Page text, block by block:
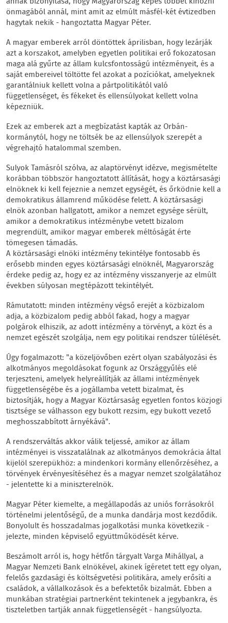
önmagából annál, mint amit az elmúlt másfél-két évtizedben
hagytak nekik - hangoztatta Magyar Péter.
A magyar emberek arról döntöttek áprilisban, hogy lezárják
azt a korszakot, amelyben egyetlen politikai erő fokozatosan
maga alá gyűrte az állam kulcsfontosságú intézményeit, és a
saját embereivel töltötte fel azokat a pozíciókat, amelyeknek
garantálniuk kellett volna a pártpolitikától való
függetlenséget, és fékeket és ellensúlyokat kellett volna
képezniük.
Ezek az emberek azt a megbízatást kapták az Orbán-
kormánytól, hogy ne töltsék be az ellensúlyok szerepét a
végrehajtó hatalommal szemben.
Sulyok Tamásról szólva, az alaptörvényt idézve, megismételte
korábban többször hangoztatott állítását, hogy a köztársasági
elnöknek ki kell fejeznie a nemzet egységét, és őrködnie kell a
demokratikus államrend működése felett. A köztársasági
elnök azonban hallgatott, amikor a nemzet egysége sérült,
amikor a demokratikus intézménybe vetett bizalom
megrendült, amikor magyar emberek méltóságát érte
tömegesen támadás.
A köztársasági elnöki intézmény tekintélye fontosabb és
erősebb minden egyes köztársasági elnöknél, Magyarország
érdeke pedig az, hogy ez az intézmény visszanyerje az elmúlt
években súlyosan megtépázott tekintélyét.
Rámutatott: minden intézmény végső erejét a közbizalom
adja, a közbizalom pedig abból fakad, hogy a magyar
polgárok elhiszik, az adott intézmény a törvényt, a közt és a
nemzet egészét szolgálja, nem egy politikai rendszer túlélését.
Úgy fogalmazott: "a közeljövőben ezért olyan szabályozási és
alkotmányos megoldásokat fogunk az Országgyűlés elé
terjeszteni, amelyek helyreállítják az állami intézmények
függetlenségébe és a jogállamba vetett bizalmat, és
biztosítják, hogy a Magyar Köztársaság egyetlen fontos közjogi
tisztsége se válhasson egy bukott rezsim, egy bukott vezető
meghosszabbított árnyékává".
A rendszerváltás akkor válik teljessé, amikor az állam
intézményei is visszatalálnak az alkotmányos demokrácia által
kijelöl szerepükhöz: a mindenkori kormány ellenőrzéséhez, a
törvények érvényesítéséhez és a magyar nemzet szolgálatához
- jelentette ki a miniszterelnök.
Magyar Péter kiemelte, a megállapodás az uniós forrásokról
történelmi jelentőségű, de a munka dandárja most kezdődik.
Bonyolult és hosszadalmas jogalkotási munka következik -
jelezte, minden képviselő együttműködését kérve.
Beszámolt arról is, hogy hétfőn tárgyalt Varga Mihállyal, a
Magyar Nemzeti Bank elnökével, akinek ígéretet tett egy olyan,
felelős gazdasági és költségvetési politikára, amely erősíti a
családok, a vállalkozások és a befektetők bizalmát. Ebben a
munkában stratégiai partnerként tekintenek a jegybankra, és
tiszteletben tartják annak függetlenségét - hangsúlyozta.